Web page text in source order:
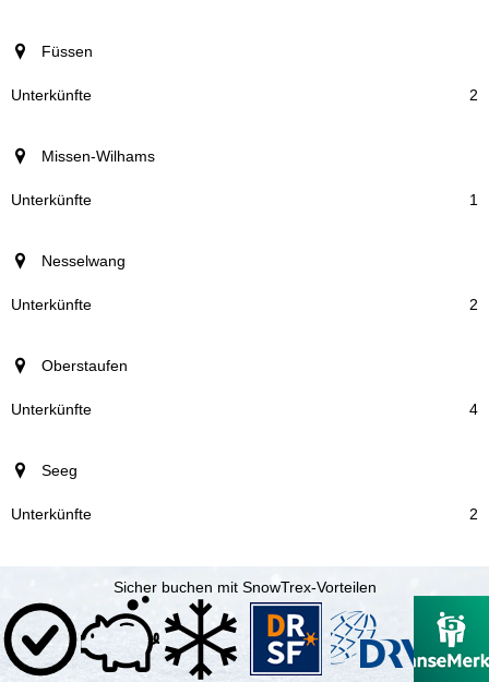
Füssen
2
Missen-Wilhams
1
Nesselwang
2
Oberstaufen
4
Seeg
2
Sicher buchen mit SnowTrex-Vorteilen